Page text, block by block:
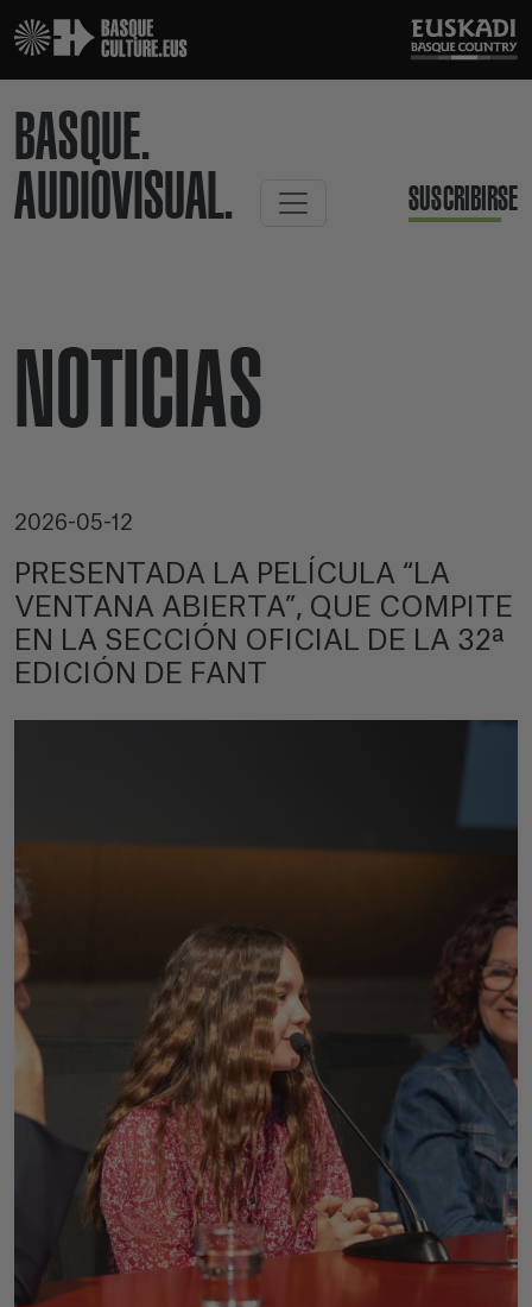
BASQUE.
AUDIOVISUAL.
SUSCRIBIRSE
NOTICIAS
2026-05-12
PRESENTADA LA PELÍCULA “LA
VENTANA ABIERTA”, QUE COMPITE
EN LA SECCIÓN OFICIAL DE LA 32ª
EDICIÓN DE FANT